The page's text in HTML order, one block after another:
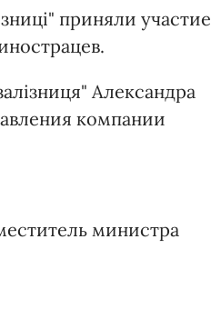
приняли участие
Александра
компании
министра